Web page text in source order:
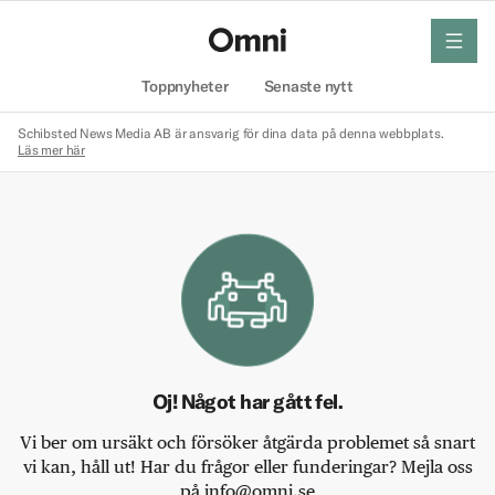
Toppnyheter Senaste nytt
meny
Schibsted News Media AB är ansvarig för dina data på denna webbplats.
Läs mer här
Oj! Något har gått fel.
Vi ber om ursäkt och försöker åtgärda problemet så snart
vi kan, håll ut! Har du frågor eller funderingar? Mejla oss